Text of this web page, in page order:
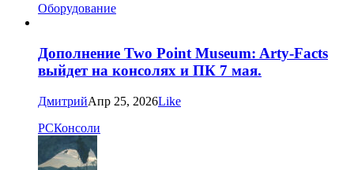
Оборудование
Дополнение Two Point Museum: Arty-Facts
выйдет на консолях и ПК 7 мая.
ДмитрийАпр 25, 2026Like
PCКонсоли